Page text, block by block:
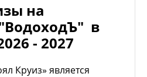
на
в
- 2027
Круиз» является